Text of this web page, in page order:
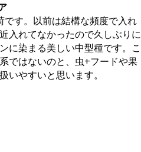
す。以前は結構な頻度で入れ
入れてなかったので久しぶりに
に染まる美しい中型種です。こ
ではないのと、虫+フードや果
いやすいと思います。